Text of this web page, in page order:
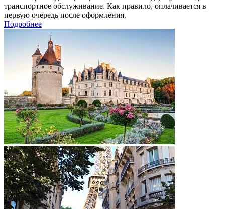
транспортное обслуживание. Как правило, оплачивается в
первую очередь после оформления.
Подробнее